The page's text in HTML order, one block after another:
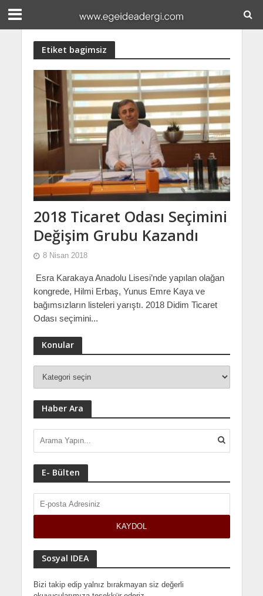
Etiket bagimsiz
2018 Ticaret Odası Seçimini
Değişim Grubu Kazandı
8 Nisan 2018
Esra Karakaya Anadolu Lisesi’nde yapılan olağan
kongrede, Hilmi Erbaş, Yunus Emre Kaya ve
bağımsızların listeleri yarıştı. 2018 Didim Ticaret
Odası seçimini...
Konular
Haber Ara
E- Bülten
Sosyal IDEA
Bizi takip edip yalnız bırakmayan siz değerli